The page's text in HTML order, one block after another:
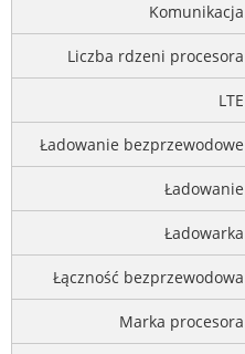
Komunikacja
Liczba rdzeni procesora
LTE
Ładowanie bezprzewodowe
Ładowanie
Ładowarka
Łączność bezprzewodowa
Marka procesora